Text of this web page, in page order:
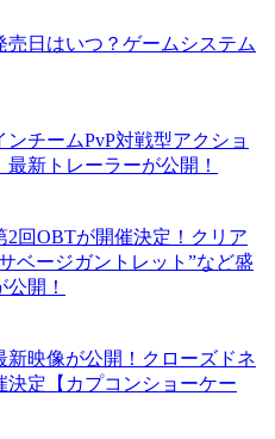
売日はいつ？ゲームシステム
チームPvP対戦型アクショ
新トレーラーが公開！
2回OBTが開催決定！クリア
ベージガントレット”など盛
開！
新映像が公開！クローズドネ
決定【カプコンショーケー